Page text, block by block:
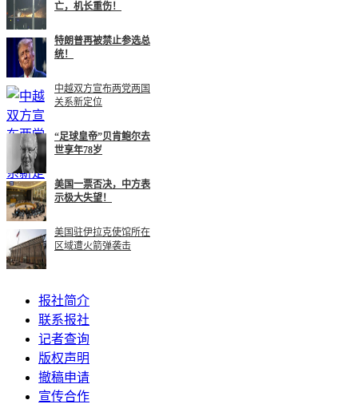
亡，机长重伤！
特朗普再被禁止参选总
统！
中越双方宣布两党两国
关系新定位
“足球皇帝”贝肯鲍尔去
世享年78岁
美国一票否决，中方表
示极大失望！
美国驻伊拉克使馆所在
区域遭火箭弹袭击
报社简介
联系报社
记者查询
版权声明
撤稿申请
宣传合作